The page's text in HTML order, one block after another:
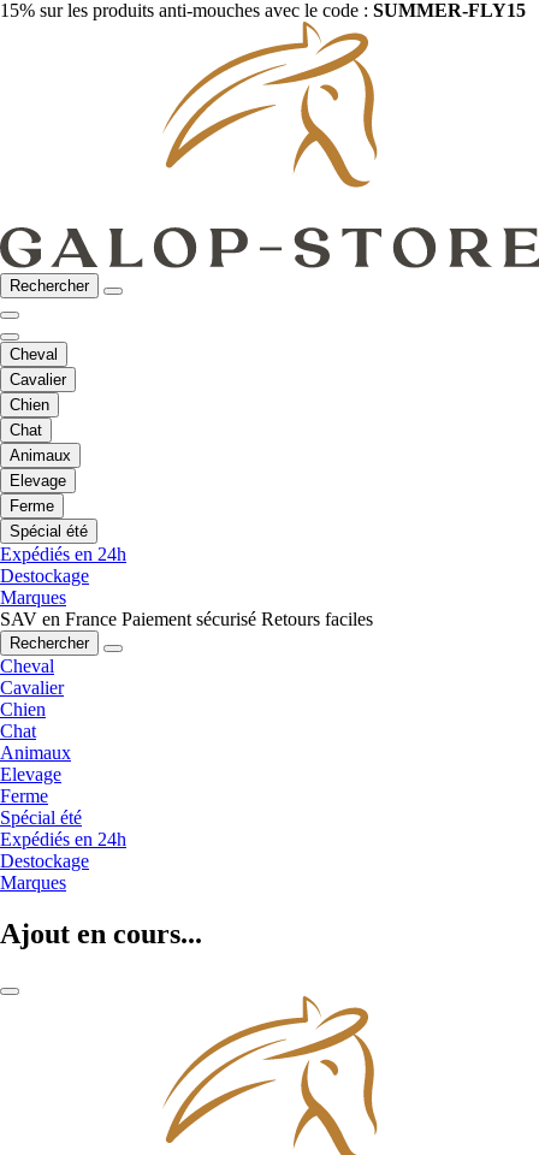
15% sur les produits anti-mouches avec le code : SUMMER-FLY15
Rechercher
Cheval
Cavalier
Chien
Chat
Animaux
Elevage
Ferme
Spécial été
Expédiés en 24h
Destockage
Marques
SAV en France Paiement sécurisé Retours faciles
Rechercher
Cheval
Cavalier
Chien
Chat
Animaux
Elevage
Ferme
Spécial été
Expédiés en 24h
Destockage
Marques
Ajout en cours...